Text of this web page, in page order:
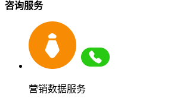
咨询服务
营销数据服务